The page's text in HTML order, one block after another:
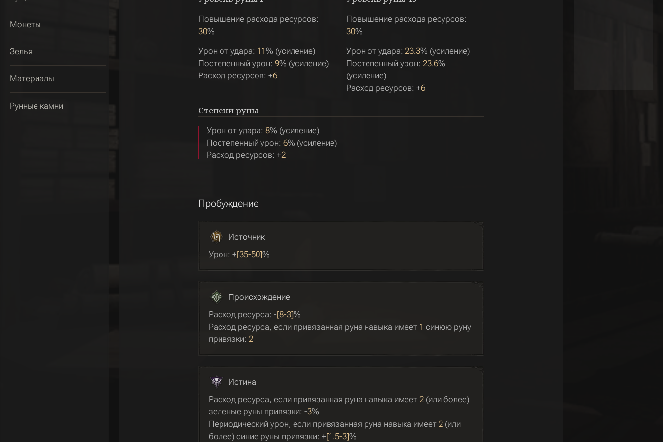
Монеты
Зелья
Материалы
Рунные камни
Повышение расхода ресурсов:
30%
Урон от удара: 11% (усиление)
Постепенный урон: 9% (усиление)
Расход ресурсов: +6
Повышение расхода ресурсов:
30%
Урон от удара: 23.3% (усиление)
Постепенный урон: 23.6%
(усиление)
Расход ресурсов: +6
Степени руны
Урон от удара: 8% (усиление)
Постепенный урон: 6% (усиление)
Расход ресурсов: +2
Пробуждение
Источник
Урон: +[35-50]%
Происхождение
Расход ресурса: -[8-3]%
Расход ресурса, если привязанная руна навыка имеет 1 синюю руну
привязки: 2
Истина
Расход ресурса, если привязанная руна навыка имеет 2 (или более)
зеленые руны привязки: -3%
Периодический урон, если привязанная руна навыка имеет 2 (или
более) синие руны привязки: +[1.5-3]%